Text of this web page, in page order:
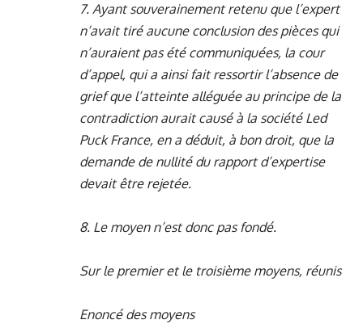
7. Ayant souverainement retenu que l’expert
n’avait tiré aucune conclusion des pièces qui
n’auraient pas été communiquées, la cour
d’appel, qui a ainsi fait ressortir l’absence de
grief que l’atteinte alléguée au principe de la
contradiction aurait causé à la société Led
Puck France, en a déduit, à bon droit, que la
demande de nullité du rapport d’expertise
devait être rejetée.
8. Le moyen n’est donc pas fondé.
Sur le premier et le troisième moyens, réunis
Enoncé des moyens